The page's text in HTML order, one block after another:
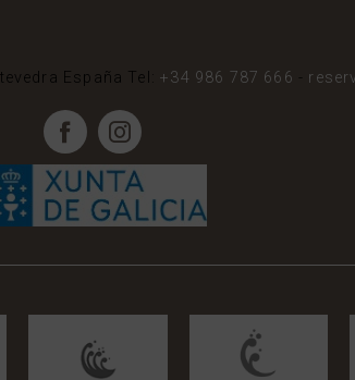
España Tel:+34 986 787 666 -